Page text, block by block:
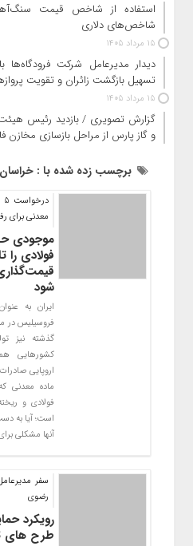
استفاده از شاخص قیمت
شاخص‌های دلاری
15 مرداد 1405
دیدار مدیرعامل شرکت فرودگاه‌ها
تسهیل بازگشت زائران و تقویت
15 مرداد 1405
گزارش تصویری / بازدید رئیس
و گاز پارس از مراحل بازسازی مخازن فاز ۱۴ آسیب دیده پارس
برچسب زده شده با : خراسان
معدنی برای
موجودی
فولادی
شود
ایران به
فروسیلیس در
گذشته نیز
کشورهایی
اروپایی
ماده معدنی
فولادی و
است؛ آیا به
آنها مشکلی
سفر
رضوی
رویکرد
طرح های